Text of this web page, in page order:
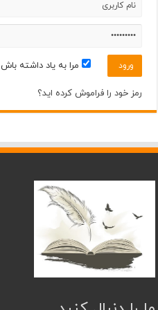
چهارشنبه
مرداد ۲۲
مرداد ۲۳
جمعه
مرا به یاد داشته باش
رمز خود را فراموش کرده اید؟